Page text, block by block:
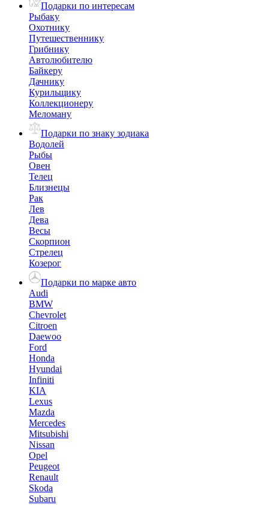
Подарки по интересам
Рыбаку
Охотнику
Путешественнику
Грибнику
Автолюбителю
Байкеру
Дачнику
Курильщику
Коллекционеру
Меломану
Подарки по знаку зодиака
Водолей
Рыбы
Овен
Телец
Близнецы
Рак
Лев
Дева
Весы
Скорпион
Стрелец
Козерог
Подарки по марке авто
Audi
BMW
Chevrolet
Citroen
Daewoo
Ford
Honda
Hyundai
Infiniti
KIA
Lexus
Mazda
Mercedes
Mitsubishi
Nissan
Opel
Peugeot
Renault
Skoda
Subaru